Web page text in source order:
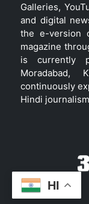
HI
Galleries,
and digital
the e-version
magazine
is currently
Moradabad,
continuously
Hindi